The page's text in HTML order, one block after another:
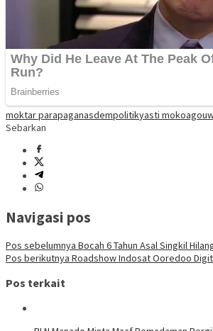
moktar parapaganasdempolitikyasti
Sebarkan
Navigasi pos
Pos sebelumnya Bocah 6 Tahun Asal Singkil
Pos berikutnya Roadshow Indosat Ooredoo
Pos terkait